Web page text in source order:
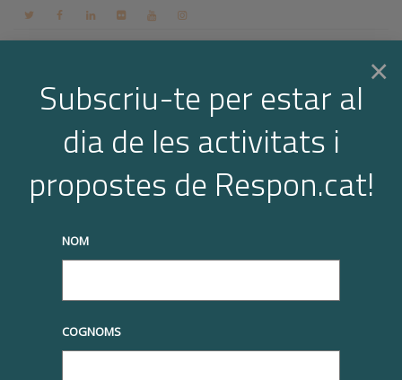
Contacte Espai membres Login CA
Arxiu per a l'etiqueta: salut i seguretat
Home salut i seguretat
Page 5
×
Subscriu-te per estar al
dia de les activitats i
propostes de Respon.cat!
NOM
COGNOMS